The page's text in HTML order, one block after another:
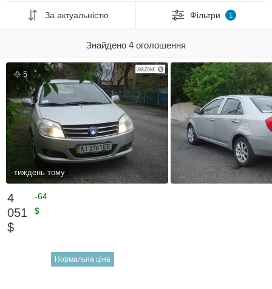
За актуальністю Фільтри 1
Знайдено 4 оголошення
5
тиждень тому
4
051
$
-64
$
Нормальна ціна